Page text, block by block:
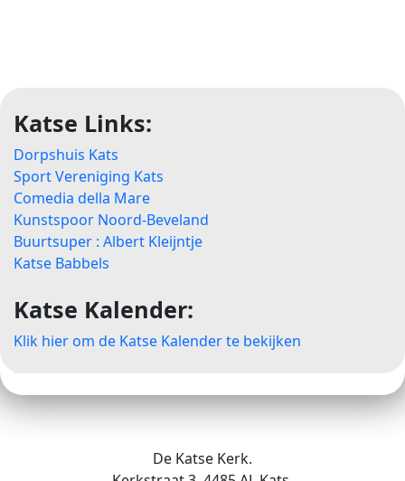
Katse Links:
Dorpshuis Kats
Sport Vereniging Kats
Comedia della Mare
Kunstspoor Noord-Beveland
Buurtsuper : Albert Kleijntje
Katse Babbels
Katse Kalender:
Klik hier om de Katse Kalender te bekijken
De Katse Kerk.